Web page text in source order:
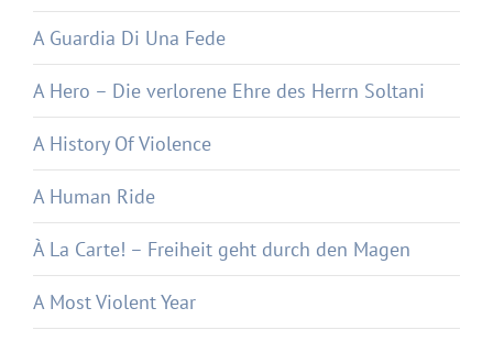
A Guardia Di Una Fede
A Hero – Die verlorene Ehre des Herrn Soltani
A History Of Violence
A Human Ride
À La Carte! – Freiheit geht durch den Magen
A Most Violent Year